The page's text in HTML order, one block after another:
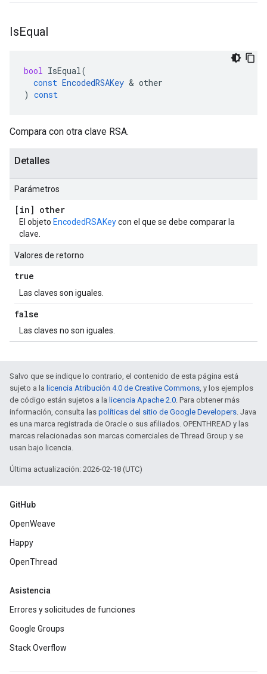
IsEqual
bool IsEqual(
const EncodedRSAKey & other
) const
Compara con otra clave RSA.
Detalles
Parámetros
[in] other
El objeto EncodedRSAKeycon el que se debe comparar la
clave.
Valores de retorno
true
Las claves son iguales.
false
Las claves no son iguales.
Salvo que se indique lo contrario, el contenido de esta página está
sujeto a la licencia Atribución 4.0 de Creative Commons, y los ejemplos
de código están sujetos a la licencia Apache 2.0. Para obtener más
información, consulta las políticas del sitio de Google Developers. Java
es una marca registrada de Oracle o sus afiliados. OPENTHREAD y las
marcas relacionadas son marcas comerciales de Thread Group y se
usan bajo licencia.
Última actualización: 2026-02-18 (UTC)
GitHub
OpenWeave
Happy
OpenThread
Asistencia
Errores y solicitudes de funciones
Google Groups
Stack Overflow